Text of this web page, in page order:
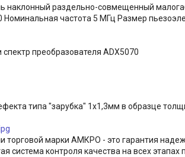
наклонный раздельно-совмещенный
Номинальная частота 5 МГц Размер
преобразователя ADX5070
типа "зарубка" 1х1,3мм в образце
торговой марки АМКРО - это гарантия
система контроля качества на всех